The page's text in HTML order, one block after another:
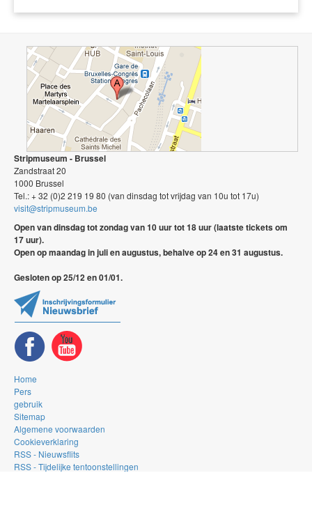
Stripmuseum - Brussel
Zandstraat 20
1000 Brussel
Tel.: + 32 (0)2 219 19 80 (van dinsdag tot vrijdag van 10u tot 17u)
visit@stripmuseum.be
Open van dinsdag tot zondag van 10 uur tot 18 uur (laatste tickets om
17 uur).
Open op maandag in juli en augustus, behalve op 24 en 31 augustus.
Gesloten op 25/12 en 01/01.
Home
Pers
gebruik
Sitemap
Algemene voorwaarden
Cookieverklaring
RSS - Nieuwsflits
RSS - Tijdelijke tentoonstellingen